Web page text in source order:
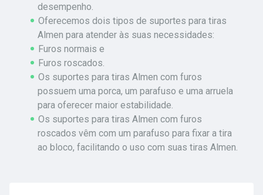
desempenho.
Oferecemos dois tipos de suportes para tiras
Almen para atender às suas necessidades:
Furos normais e
Furos roscados.
Os suportes para tiras Almen com furos
possuem uma porca, um parafuso e uma arruela
para oferecer maior estabilidade.
Os suportes para tiras Almen com furos
roscados vêm com um parafuso para fixar a tira
ao bloco, facilitando o uso com suas tiras Almen.